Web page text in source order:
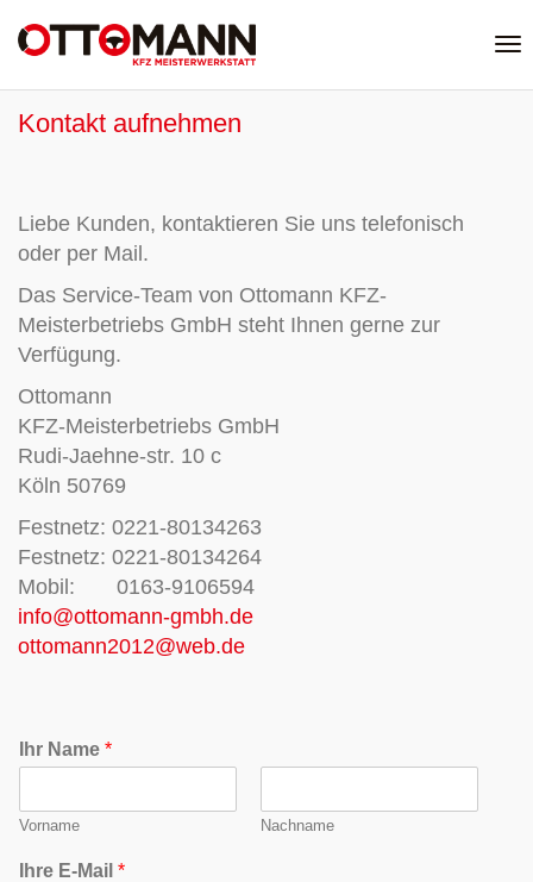
Kontakt aufnehmen
Liebe Kunden, kontaktieren Sie uns telefonisch
oder per Mail.
Das Service-Team von Ottomann KFZ-
Meisterbetriebs GmbH steht Ihnen gerne zur
Verfügung.
Ottomann
KFZ-Meisterbetriebs GmbH
Rudi-Jaehne-str. 10 c
Köln 50769
Festnetz: 0221-80134263
Festnetz: 0221-80134264
Mobil: 0163-9106594
info@ottomann-gmbh.de
ottomann2012@web.de
Ihr Name *
Vorname Nachname
Ihre E-Mail *